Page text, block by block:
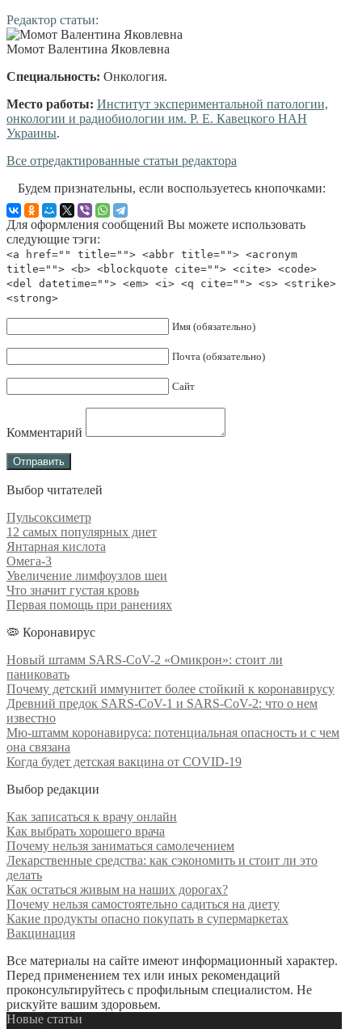
Редактор статьи:
Момот Валентина Яковлевна
Специальность: Онкология.
Место работы: Институт экспериментальной патологии,
онкологии и радиобиологии им. Р. Е. Кавецкого НАН
Украины.
Все отредактированные статьи редактора
Будем признательны, если воспользуетесь кнопочками:
Для оформления сообщений Вы можете использовать
следующие тэги:
<a href="" title=""> <abbr title=""> <acronym
title=""> <b> <blockquote cite=""> <cite> <code>
<del datetime=""> <em> <i> <q cite=""> <s> <strike>
<strong>
Имя (обязательно)
Почта (обязательно)
Сайт
Комментарий
Выбор читателей
Пульсоксиметр
12 самых популярных диет
Янтарная кислота
Омега-3
Увеличение лимфоузлов шеи
Что значит густая кровь
Первая помощь при ранениях
🦠 Коронавирус
Новый штамм SARS-CoV-2 «Омикрон»: стоит ли
паниковать
Почему детский иммунитет более стойкий к коронавирусу
Древний предок SARS-CoV-1 и SARS-CoV-2: что о нем
известно
Мю-штамм коронавируса: потенциальная опасность и с чем
она связана
Когда будет детская вакцина от COVID-19
Выбор редакции
Как записаться к врачу онлайн
Как выбрать хорошего врача
Почему нельзя заниматься самолечением
Лекарственные средства: как сэкономить и стоит ли это
делать
Как остаться живым на наших дорогах?
Почему нельзя самостоятельно садиться на диету
Какие продукты опасно покупать в супермаркетах
Вакцинация
Все материалы на сайте имеют информационный характер.
Перед применением тех или иных рекомендаций
проконсультируйтесь с профильным специалистом. Не
рискуйте вашим здоровьем.
Новые статьи